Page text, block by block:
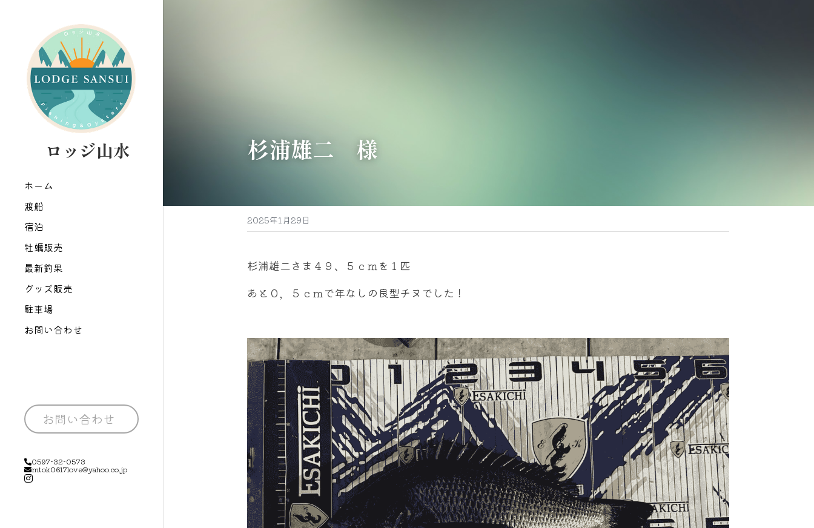
   ロッジ山水
ホーム
渡船
宿泊
牡蠣販売
最新釣果
グッズ販売
駐車場
お問い合わせ
お問い合わせ
0597-32-0573
mtok0617love@yahoo.co.jp
杉浦雄二　様
2025年1月29日
杉浦雄二さま４９、５ｃｍを１匹
あと０，５ｃｍで年なしの良型チヌでした！